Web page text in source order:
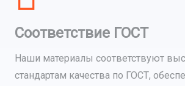
Соответствие ГОСТ
Наши материалы соответствуют
стандартам качества по ГОСТ,